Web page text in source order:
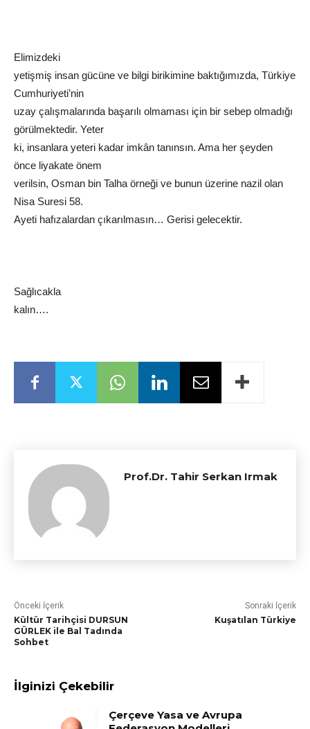
Elimizdeki
yetişmiş insan gücüne ve bilgi birikimine baktığımızda, Türkiye
Cumhuriyeti’nin
uzay çalışmalarında başarılı olmaması için bir sebep olmadığı
görülmektedir. Yeter
ki, insanlara yeteri kadar imkân tanınsın. Ama her şeyden
önce liyakate önem
verilsin, Osman bin Talha örneği ve bunun üzerine nazil olan
Nisa Suresi 58.
Ayeti hafızalardan çıkarılmasın… Gerisi gelecektir.
Sağlıcakla
kalın….
Prof.Dr. Tahir Serkan Irmak
Önceki İçerik
Kültür Tarihçisi DURSUN
GÜRLEK ile Bal Tadında
Sohbet
Sonraki İçerik
Kuşatılan Türkiye
İlginizi Çekebilir
Çerçeve Yasa ve Avrupa